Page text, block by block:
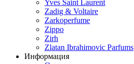
Yves Saint Laurent
Zadig & Voltaire
Zarkoperfume
Zippo
Zirh
Zlatan Ibrahimovic Parfums
Информация